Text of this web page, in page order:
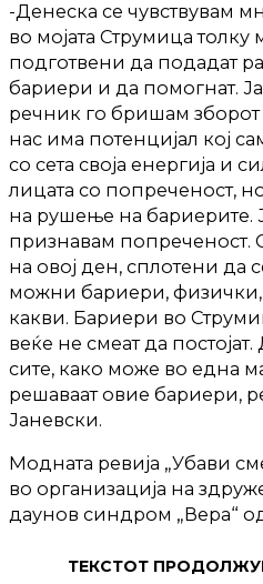
-Денеска се чувствувам
во мојата Струмица толку
подготвени да подадат
бариери и да помогнат.
речник го бришам
нас има потенцијал кој
со сета своја енергија и
лицата со попреченост,
на рушење на бариерите.
признавам попреченост.
на овој ден, сплотени да
можни бариери,
какви. Бариери во
веќе не смеат да
сите, како може во една
решаваат овие бариери,
Јаневски.
Модната ревија „Убави
во организација на
даунов синдром „Вера“
ТЕКСТОТ